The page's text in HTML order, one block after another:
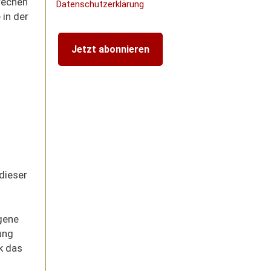
der
das
Datenschutzerklärung